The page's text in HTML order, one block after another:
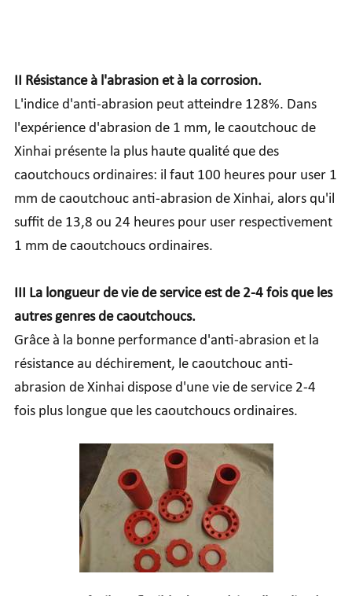
II Résistance à l'abrasion et à la corrosion.
L'indice d'anti-abrasion peut atteindre 128%. Dans
l'expérience d'abrasion de 1 mm, le caoutchouc de
Xinhai présente la plus haute qualité que des
caoutchoucs ordinaires: il faut 100 heures pour user 1
mm de caoutchouc anti-abrasion de Xinhai, alors qu'il
suffit de 13,8 ou 24 heures pour user respectivement
1 mm de caoutchoucs ordinaires.
III La longueur de vie de service est de 2-4 fois que les
autres genres de caoutchoucs.
Grâce à la bonne performance d'anti-abrasion et la
résistance au déchirement, le caoutchouc anti-
abrasion de Xinhai dispose d'une vie de service 2-4
fois plus longue que les caoutchoucs ordinaires.